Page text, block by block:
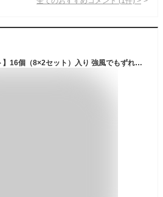
【送料込】【お得な2セット】16個（8×2セット）入り 強風でもずれない ノンスリップハンガー バンド 飛ばない すべらない 滑り止め シリコン ノンスリップ ハンガーバンド 物干し竿